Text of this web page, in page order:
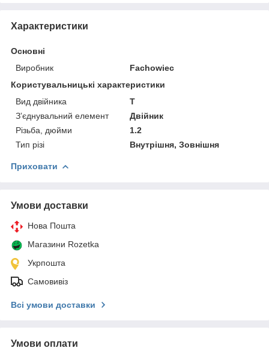
Характеристики
Основні
Виробник
Fachowiec
Користувальницькі характеристики
Вид двійника
T
Зʼєднувальний елемент
Двійник
Різьба, дюйми
1.2
Тип різі
Внутрішня, Зовнішня
Приховати
Умови доставки
Нова Пошта
Магазини Rozetka
Укрпошта
Самовивіз
Всі умови доставки
Умови оплати